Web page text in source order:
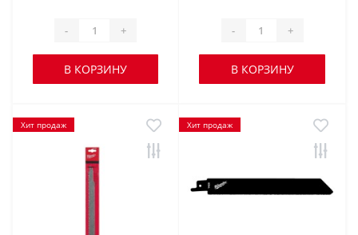
- +
В КОРЗИНУ
- +
В КОРЗИНУ
Хит продаж Хит продаж